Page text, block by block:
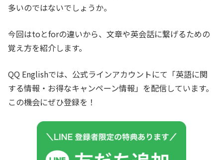
多いのではないでしょうか。
今回はtoとforの違いから、文章や英会話に繋げるための
覚え方を紹介します。
QQ Englishでは、公式ラインアカウントにて「英語に関
する情報・お得なキャンペーン情報」を配信しています。
この機会にぜひ登録を！